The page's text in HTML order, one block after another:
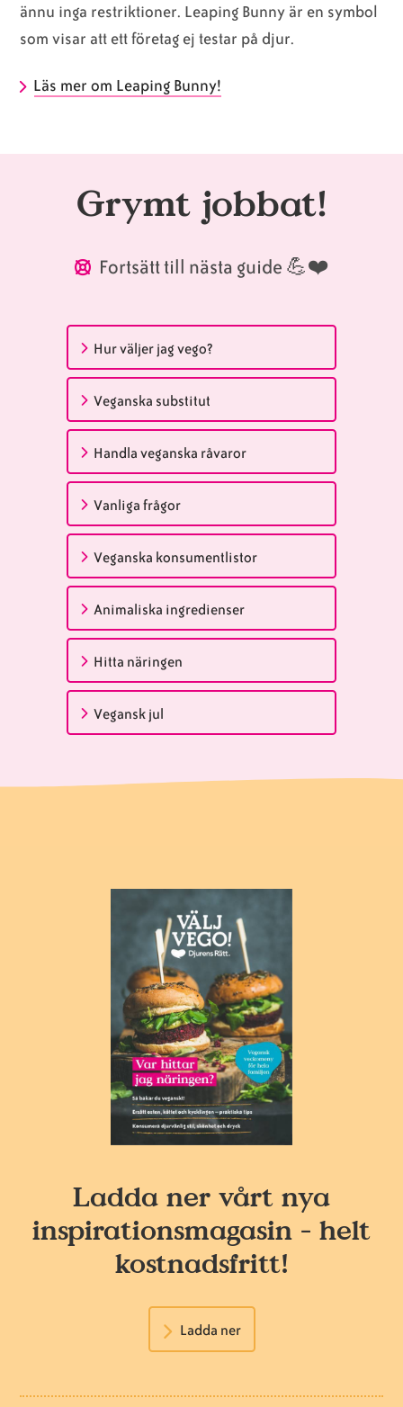
ännu inga restriktioner. Leaping Bunny är en symbol
som visar att ett företag ej testar på djur.
Läs mer om Leaping Bunny!
Grymt jobbat!
Fortsätt till nästa guide 💪❤️
Hur väljer jag vego?
Veganska substitut
Handla veganska råvaror
Vanliga frågor
Veganska konsumentlistor
Animaliska ingredienser
Hitta näringen
Vegansk jul
Ladda ner vårt nya
inspirationsmagasin - helt
kostnadsfritt!
Ladda ner